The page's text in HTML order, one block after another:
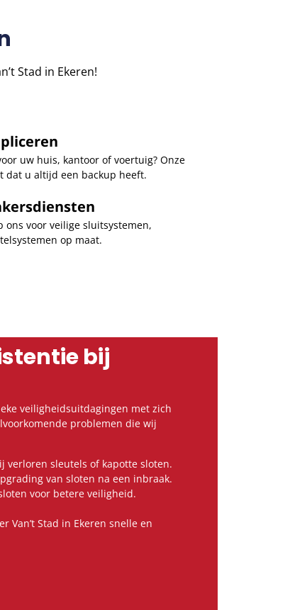
Stad in Ekeren!
uw huis, kantoor of voertuig? Onze
dat u altijd een backup heeft.
ons voor veilige sluitsystemen,
op maat.
bij
veiligheidsuitdagingen met zich
problemen die wij
verloren sleutels of kapotte sloten.
van sloten na een inbraak.
voor betere veiligheid.
Van’t Stad in Ekeren snelle en